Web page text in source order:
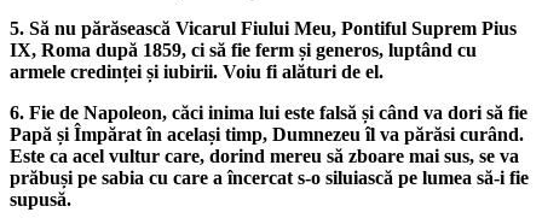
5. Să nu părăsească Vicarul Fiului Meu, Pontiful Suprem Pius
IX, Roma după 1859, ci să fie ferm și generos, luptând cu
armele credinței și iubirii. Voiu fi alături de el.
6. Fie de Napoleon, căci inima lui este falsă și când va dori să fie
Papă și Împărat în același timp, Dumnezeu îl va părăsi curând.
Este ca acel vultur care, dorind mereu să zboare mai sus, se va
prăbuși pe sabia cu care a încercat s-o siluiască pe lumea să-i fie
supusă.